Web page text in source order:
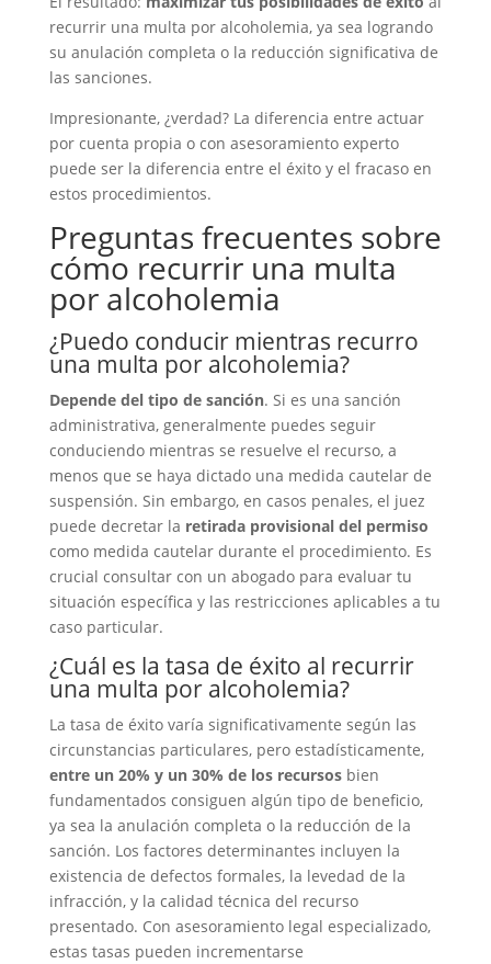
recurrir una multa por alcoholemia, ya sea logrando
su anulación completa o la reducción significativa de
las sanciones.
Impresionante, ¿verdad? La diferencia entre actuar
por cuenta propia o con asesoramiento experto
puede ser la diferencia entre el éxito y el fracaso en
estos procedimientos.
Preguntas frecuentes sobre
cómo recurrir una multa
por alcoholemia
¿Puedo conducir mientras recurro
una multa por alcoholemia?
Depende del tipo de sanción. Si es una sanción
administrativa, generalmente puedes seguir
conduciendo mientras se resuelve el recurso, a
menos que se haya dictado una medida cautelar de
suspensión. Sin embargo, en casos penales, el juez
puede decretar la retirada provisional del permiso
como medida cautelar durante el procedimiento. Es
crucial consultar con un abogado para evaluar tu
situación específica y las restricciones aplicables a tu
caso particular.
¿Cuál es la tasa de éxito al recurrir
una multa por alcoholemia?
La tasa de éxito varía significativamente según las
circunstancias particulares, pero estadísticamente,
entre un 20% y un 30% de los recursosbien
fundamentados consiguen algún tipo de beneficio,
ya sea la anulación completa o la reducción de la
sanción. Los factores determinantes incluyen la
existencia de defectos formales, la levedad de la
infracción, y la calidad técnica del recurso
presentado. Con asesoramiento legal especializado,
estas tasas pueden incrementarse